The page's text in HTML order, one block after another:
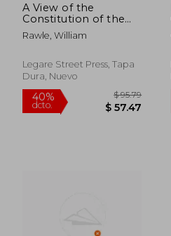
A View of the
Constitution of the
United States of
America (en Inglés)
Rawle, William
Legare Street Press, Tapa
Dura, Nuevo